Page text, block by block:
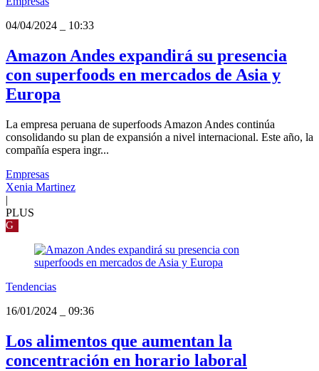
04/04/2024
10:33
Amazon Andes expandirá su presencia
con superfoods en mercados de Asia y
Europa
La empresa peruana de superfoods Amazon Andes continúa
consolidando su plan de expansión a nivel internacional. Este año, la
compañía espera ingr...
Empresas
Xenia Martinez
|
PLUS
G
Tendencias
16/01/2024
09:36
Los alimentos que aumentan la
concentración en horario laboral